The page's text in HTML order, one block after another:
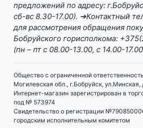
предложений по адресу:
сб-вс 8.30-17.00). ➔Контактный
для рассмотрения обращения
Бобруйского горисполкома:
(пн – пт с 08.00-13.00, с 14.00-
Общество с ограниченной
Могилевская обл., г.Бобруйск, ул.Минская,
Интернет-магазин зарегистрирован в
под № 573974
Свидетельство о регистрации
городским исполнительным комитетом